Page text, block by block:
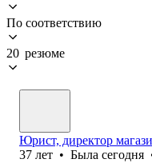
По соответствию
20 резюме
Юрист, директор
37 лет • Была сегодня